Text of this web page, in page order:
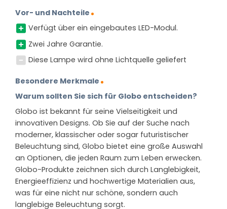
Vor- und Nachteile
Verfügt über ein eingebautes LED-Modul.
Zwei Jahre Garantie.
Diese Lampe wird ohne Lichtquelle geliefert
Besondere Merkmale
Warum sollten Sie sich für Globo entscheiden?
Globo ist bekannt für seine Vielseitigkeit und
innovativen Designs. Ob Sie auf der Suche nach
moderner, klassischer oder sogar futuristischer
Beleuchtung sind, Globo bietet eine große Auswahl
an Optionen, die jeden Raum zum Leben erwecken.
Globo-Produkte zeichnen sich durch Langlebigkeit,
Energieeffizienz und hochwertige Materialien aus,
was für eine nicht nur schöne, sondern auch
langlebige Beleuchtung sorgt.